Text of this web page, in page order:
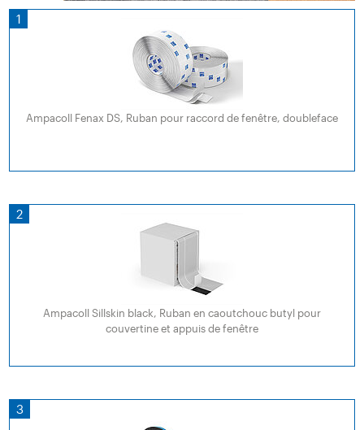
1
Ampacoll Fenax DS, Ruban pour raccord de fenêtre, doubleface
2
Ampacoll Sillskin black, Ruban en caoutchouc butyl pour
couvertine et appuis de fenêtre
3